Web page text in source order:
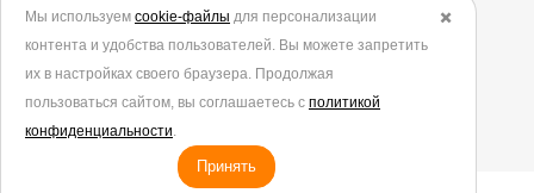
Политика в отношении обработки персональных данных
Согласие на обработку персональных данных
Согласие на обработку данных метрическими программами
Политика использования cookies
✖️
Мы используем cookie-файлы для персонализации
контента и удобства пользователей. Вы можете запретить
их в настройках своего браузера. Продолжая
пользоваться сайтом, вы соглашаетесь с политикой
конфиденциальности.
Принять